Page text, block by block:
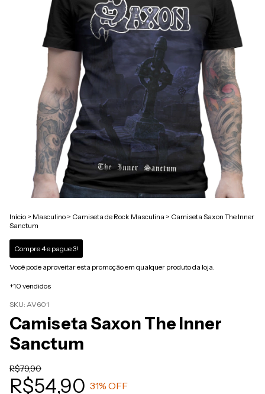
Início > Masculino > Camiseta de Rock Masculina > Camiseta Saxon The Inner
Sanctum
Compre 4 e pague 3!
Você pode aproveitar esta promoção em qualquer produto da loja.
+10 vendidos
SKU: AV601
Camiseta Saxon The Inner
Sanctum
R$79,90
R$54,90 31% OFF